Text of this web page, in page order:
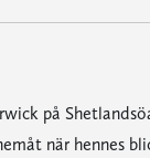
på
när hennes